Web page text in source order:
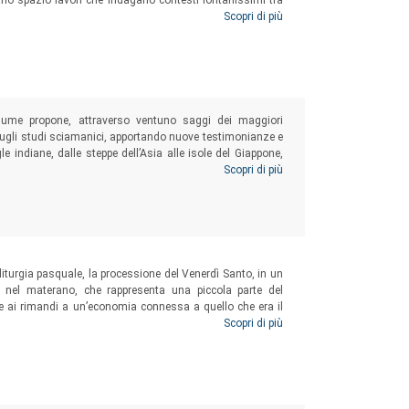
pertanto un approccio antropologico
a livello globale, dove pratiche religiose e
sfidano e ne ridefiniscono la continuità.
i tradizionali confini disciplinari: il progetto
all’esplorazione della produzione di
dalla Corsica alla Siberia, dal Giappone alle Hawai’i,
al Medioevo), ma che convergono su un aspetto
Animata.
Scopri di più
propone, attraverso ventuno saggi dei maggiori
studi sciamanici, apportando nuove testimonianze e
dalle steppe dell’Asia alle isole del Giappone,
rotte si snoda un viaggio affascinante fra tradizioni
Scopri di più
pasquale, la processione del Venerdì Santo, in un
materano, che rappresenta una piccola parte del
rimandi a un’economia connessa a quello che era il
osservare dinamiche di risignificazione popolare dei
Scopri di più